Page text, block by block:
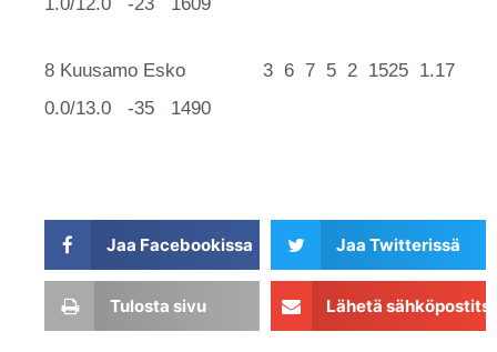
8 Kuusamo Esko 3 6 7 5 2 1525 1.17
0.0/13.0 -35 1490
Jaa Facebookissa Jaa Twitterissä
Tulosta sivu Lähetä